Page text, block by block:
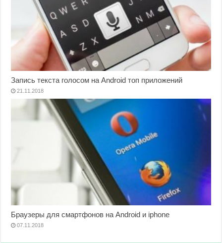
Запись текста голосом на Android топ приложений
21.11.2018
Браузеры для смартфонов на Android и iphone
07.11.2018